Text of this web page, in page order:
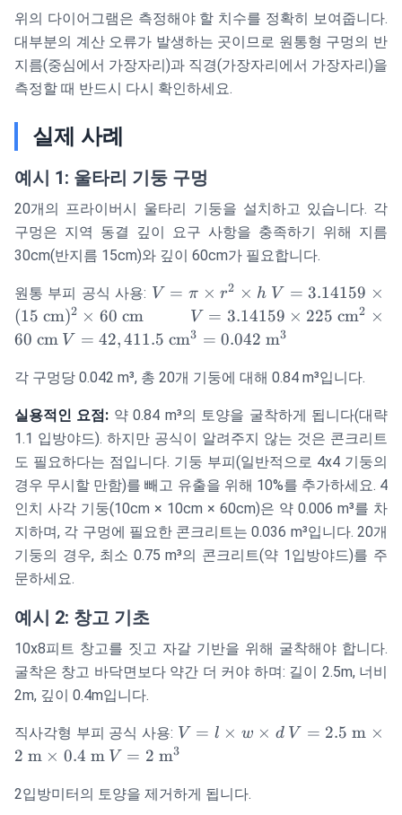
위의 다이어그램은 측정해야 할 치수를 정확히 보여줍니다.
대부분의 계산 오류가 발생하는 곳이므로 원통형 구멍의 반
지름(중심에서 가장자리)과 직경(가장자리에서 가장자리)을
측정할 때 반드시 다시 확인하세요.
실제 사례
예시 1: 울타리 기둥 구멍
20개의 프라이버시 울타리 기둥을 설치하고 있습니다. 각
구멍은 지역 동결 깊이 요구 사항을 충족하기 위해 지름
30cm(반지름 15cm)와 깊이 60cm가 필요합니다.
원통 부피 공식 사용: V =
\times
\times
V = π × r2 × h V =
3.14159
\times
\text{
\times
60
\text{
cm}
V = 3.14159 ×
(15 cm)2 × 60 cm
V =
3.14159
225
cm}^2
\times
60
\text{
cm}
V = 3.14159 × 225 cm2 ×
60 cm V =
\text{
= 0.042
\text{
m}^3
V = 42,411.5 cm3 = 0.042 m3
각 구멍당 0.042 m³, 총 20개 기둥에 대해 0.84 m³입니다.
실용적인 요점: 약 0.84 m³의 토양을 굴착하게 됩니다(대략
1.1 입방야드). 하지만 공식이 알려주지 않는 것은 콘크리트
도 필요하다는 점입니다. 기둥 부피(일반적으로 4x4 기둥의
경우 무시할 만함)를 빼고 유출을 위해 10%를 추가하세요. 4
인치 사각 기둥(10cm × 10cm × 60cm)은 약 0.006 m³를 차
지하며, 각 구멍에 필요한 콘크리트는 0.036 m³입니다. 20개
기둥의 경우, 최소 0.75 m³의 콘크리트(약 1입방야드)를 주
문하세요.
예시 2: 창고 기초
10x8피트 창고를 짓고 자갈 기반을 위해 굴착해야 합니다.
굴착은 창고 바닥면보다 약간 더 커야 하며: 길이 2.5m, 너비
2m, 깊이 0.4m입니다.
직사각형 부피 공식 사용: V = l
\times
\times
V = l × w × d V =
V = 2.5 m ×
2 m × 0.4 m V = 2
m}^3
V = 2 m3
2입방미터의 토양을 제거하게 됩니다.